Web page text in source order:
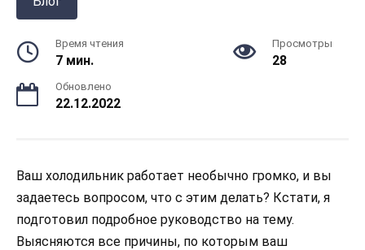
Время чтения
7 мин.
Просмотры
28
Обновлено
22.12.2022
Ваш холодильник работает необычно громко, и вы
задаетесь вопросом, что с этим делать? Кстати, я
подготовил подробное руководство на тему.
Выясняются все причины, по которым ваш